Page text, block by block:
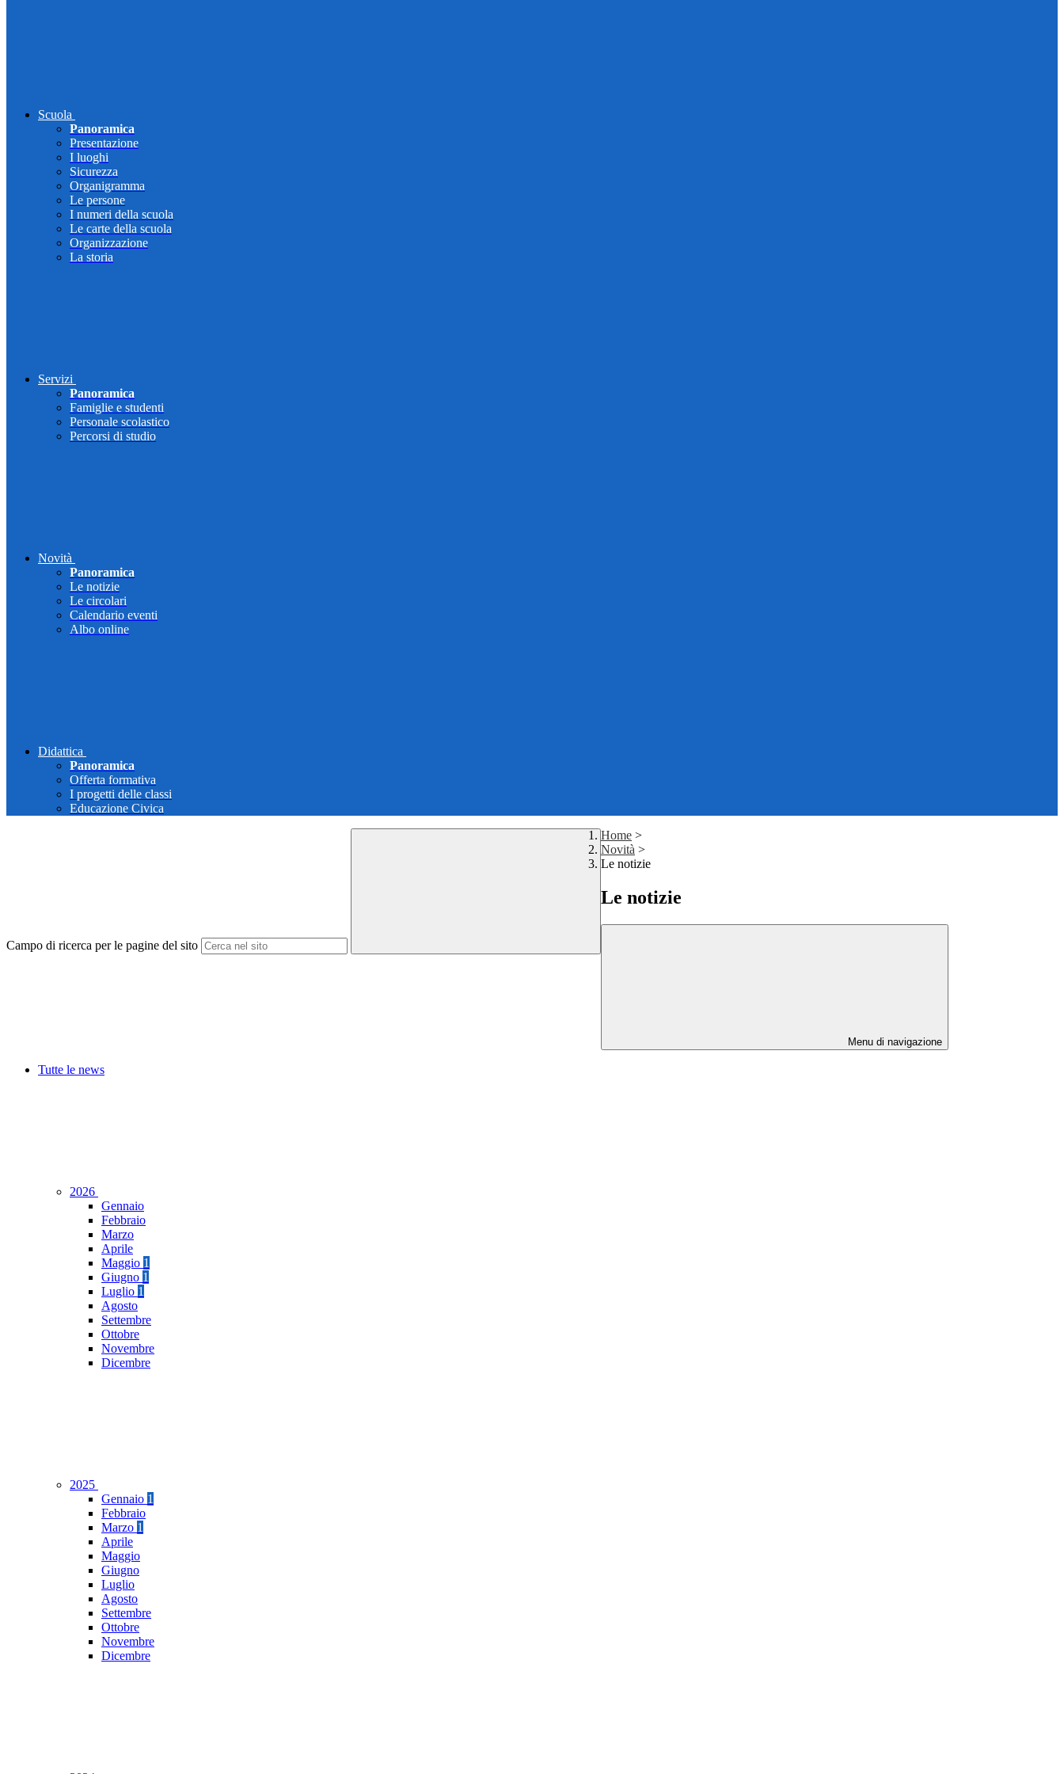
Scuola
Panoramica
Presentazione
I luoghi
Sicurezza
Organigramma
Le persone
I numeri della scuola
Le carte della scuola
Organizzazione
La storia
Servizi
Panoramica
Famiglie e studenti
Personale scolastico
Percorsi di studio
Novità
Panoramica
Le notizie
Le circolari
Calendario eventi
Albo online
Didattica
Panoramica
Offerta formativa
I progetti delle classi
Educazione Civica
Campo di ricerca per le pagine del sito
Home >
Novità >
Le notizie
Le notizie
Menu di navigazione
Tutte le news
2026
Gennaio
Febbraio
Marzo
Aprile
Maggio 1
Giugno 1
Luglio 1
Agosto
Settembre
Ottobre
Novembre
Dicembre
2025
Gennaio 1
Febbraio
Marzo 1
Aprile
Maggio
Giugno
Luglio
Agosto
Settembre
Ottobre
Novembre
Dicembre